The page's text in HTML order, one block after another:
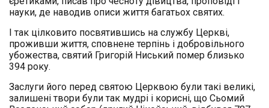
науки, де наводив описи життя багатьох святих.
І так цілковито посвятившись на службу Церкві,
проживши життя, сповнене терпінь і добровільного
убожества, святий Григорій Ниський помер близько
394 року.
Заслуги його перед святою Церквою були такі великі,
залишені твори були так мудрі і корисні, що Сьомий